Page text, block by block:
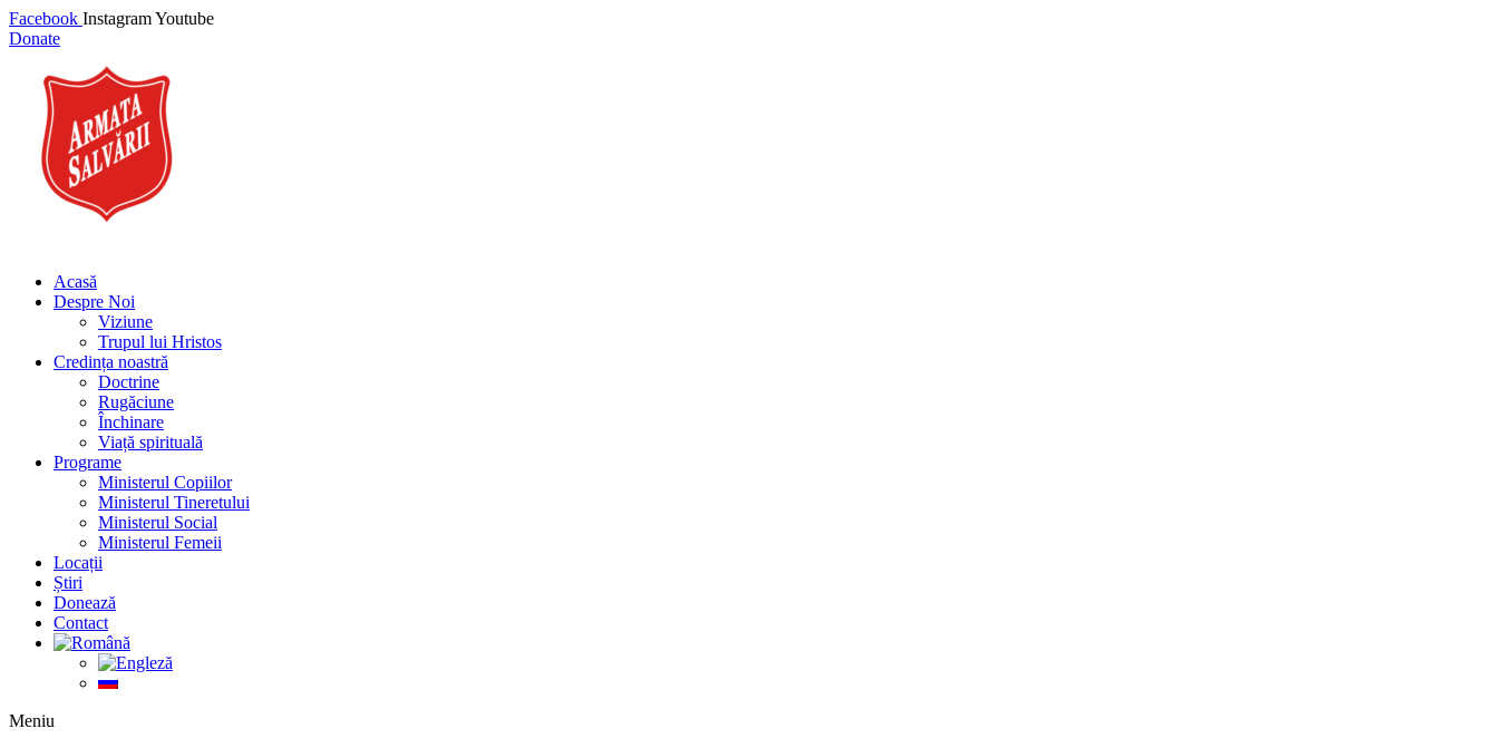
Facebook InstagramYoutube
Donate
Acasă
Despre Noi
Viziune
Trupul lui Hristos
Credința noastră
Doctrine
Rugăciune
Închinare
Viață spirituală
Programe
Ministerul Copiilor
Ministerul Tineretului
Ministerul Social
Ministerul Femeii
Locații
Știri
Donează
Contact
Meniu